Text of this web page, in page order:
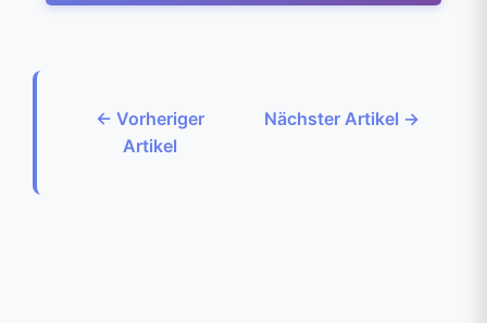
← Vorheriger
Artikel
Nächster Artikel →